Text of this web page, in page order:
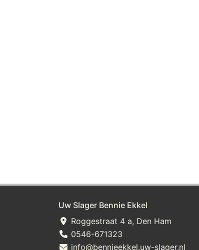
Uw Slager Bennie Ekkel
Roggestraat 4 a, Den Ham
0546-671323
info@bennieekkel.uw-slager.nl